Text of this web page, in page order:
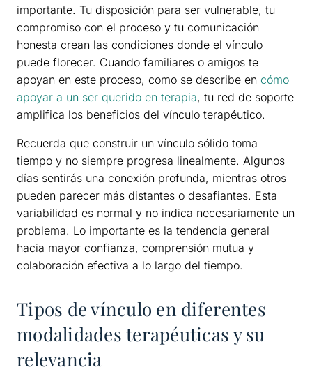
importante. Tu disposición para ser vulnerable, tu
compromiso con el proceso y tu comunicación
honesta crean las condiciones donde el vínculo
puede florecer. Cuando familiares o amigos te
apoyan en este proceso, como se describe en cómo
apoyar a un ser querido en terapia, tu red de soporte
amplifica los beneficios del vínculo terapéutico.
Recuerda que construir un vínculo sólido toma
tiempo y no siempre progresa linealmente. Algunos
días sentirás una conexión profunda, mientras otros
pueden parecer más distantes o desafiantes. Esta
variabilidad es normal y no indica necesariamente un
problema. Lo importante es la tendencia general
hacia mayor confianza, comprensión mutua y
colaboración efectiva a lo largo del tiempo.
Tipos de vínculo en diferentes
modalidades terapéuticas y su
relevancia